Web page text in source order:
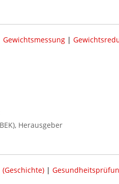
Gewichtsmessung|
Herausgeber
(Geschichte)|